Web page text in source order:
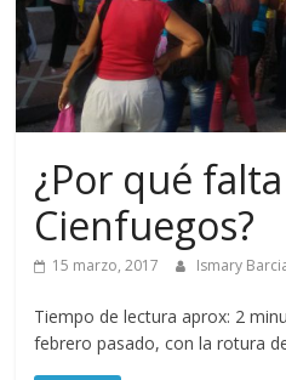
¿Por qué
Cienfuegos?
15 marzo, 2017 Ismary
Tiempo de lectura aprox: 2
febrero pasado, con la rotura